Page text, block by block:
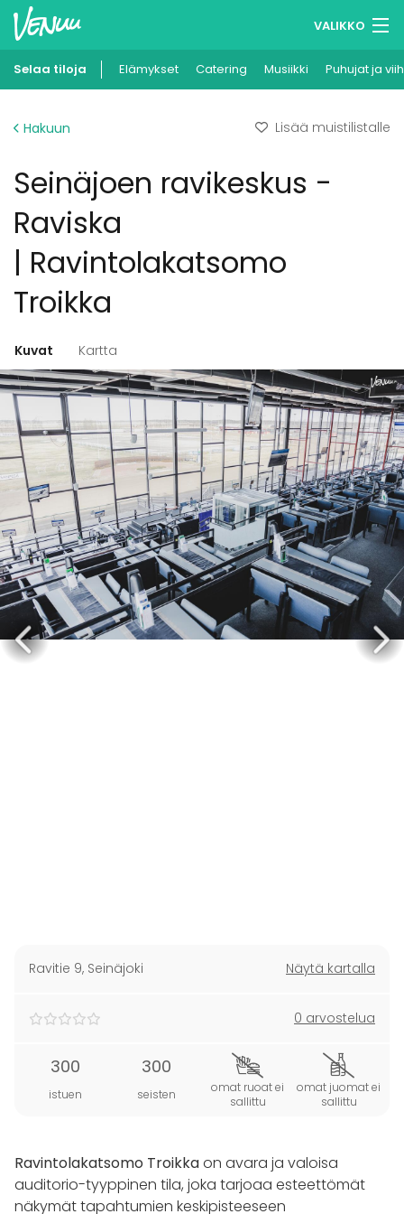
VALIKKO
Muistilistasi
Ilmoita kohteesi
Selaa tiloja Elämykset Catering Musiikki Puhujat ja
Hakuun Lisää muistilistalle
Seinäjoen ravikeskus -
Raviska
| Ravintolakatsomo
Troikka
Kuvat Kartta
Ravitie 9, Seinäjoki Näytä kartalla
0 arvostelua
300
istuen
300
seisten
omat ruoat ei
sallittu
omat juomat ei
sallittu
Ravintolakatsomo Troikkaon avara ja valoisa
auditorio-tyyppinen tila, joka tarjoaa esteettömät
näkymät tapahtumien keskipisteeseen